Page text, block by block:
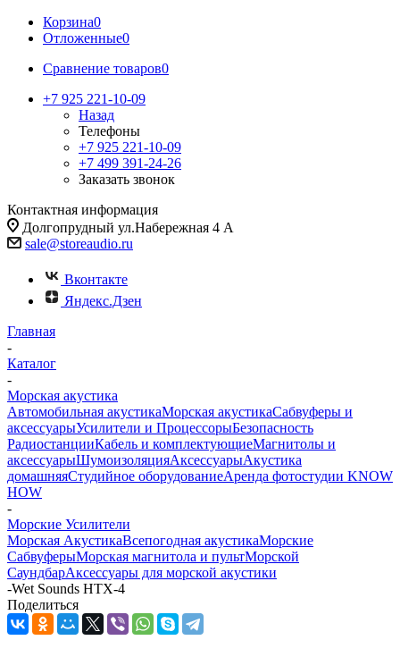
Корзина0
Отложенные0
Сравнение товаров0
+7 925 221-10-09
Назад
Телефоны
+7 925 221-10-09
+7 499 391-24-26
Заказать звонок
Контактная информация
Долгопрудный ул.Набережная 4 А
sale@storeaudio.ru
Вконтакте
Яндекс.Дзен
Главная
-
Каталог
-
Морская акустика
Автомобильная акустикаМорская акустикаСабвуферы и
аксессуарыУсилители и ПроцессорыБезопасность
РадиостанцииКабель и комплектующиеМагнитолы и
аксессуарыШумоизоляцияАксессуарыАкустика
домашняяСтудийное оборудованиеАренда фотостудии KNOW
HOW
-
Морские Усилители
Морская АкустикаВсепогодная акустикаМорские
СабвуферыМорская магнитола и пультМорской
CаундбарАксессуары для морской акустики
-Wet Sounds HTX-4
Поделиться